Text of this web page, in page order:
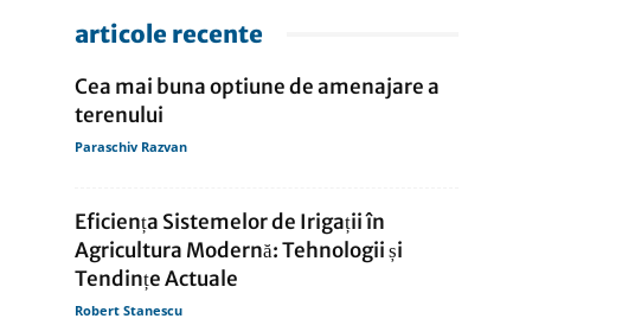
articole recente
Cea mai buna optiune de amenajare a
terenului
Paraschiv Razvan
Eficiența Sistemelor de Irigații în
Agricultura Modernă: Tehnologii și
Tendințe Actuale
Robert Stanescu